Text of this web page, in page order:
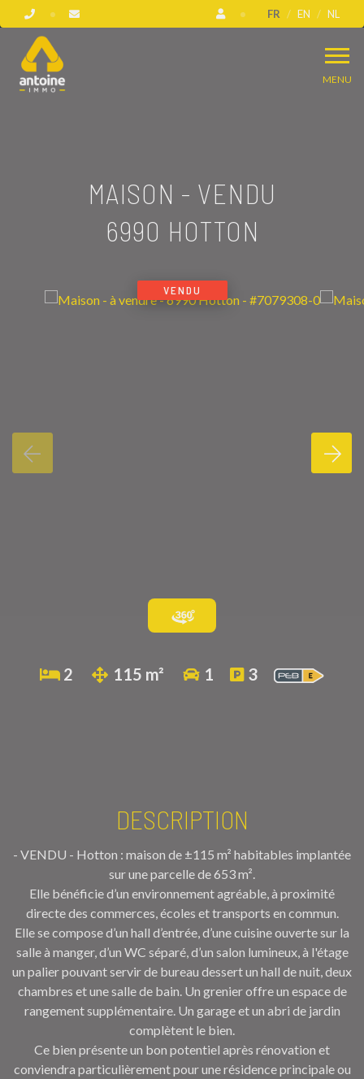
FR EN NL
MENU
MAISON - VENDU
6990 HOTTON
VENDU
2 115 m² 1 3
DESCRIPTION
- VENDU - Hotton : maison de ±115 m² habitables implantée
sur une parcelle de 653 m².
Elle bénéficie d’un environnement agréable, à proximité
directe des commerces, écoles et transports en commun.
Elle se compose d’un hall d’entrée, d’une cuisine ouverte sur la
salle à manger, d’un WC séparé, d’un salon lumineux, à l'étage
un palier pouvant servir de bureau dessert un hall de nuit, deux
chambres et une salle de bain. Un grenier offre un espace de
rangement supplémentaire. Un garage et un abri de jardin
complètent le bien.
Ce bien présente un bon potentiel après rénovation et
conviendra particulièrement pour une résidence principale ou